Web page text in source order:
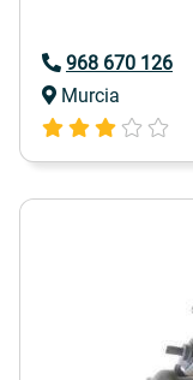
968 670 126
Murcia